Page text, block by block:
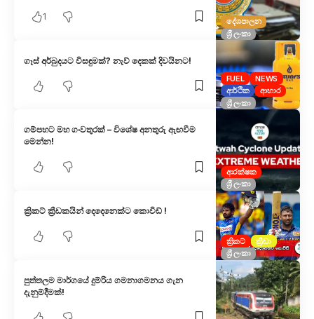
දේශපාලන
ශ්‍රී ලංකා
1
FUEL
NEWS
ආර්ථික
ආහාර
ශ්‍රී ලංකා
ගෑස් අර්බුදයට විසඳුමක්? නැව් දෙකක් දිවයිනට!
ආරක්ෂක
ශ්‍රී ලංකා
ගම්පහට මහ ගංවතුරක් – විශේෂ අනතුරු ඇඟවීම
මෙන්න!
ක්‍රිකට්
ක්‍රීඩා
ශ්‍රී ලංකා
ක්‍රිකට් ක්‍රීඩකයින් දෙදෙනෙක්ට කොවිඩ් !
පුත්තලම මාර්ගයේ දුම්රිය ගමනාගමනය ගැන
දැනුම්දීමක්!